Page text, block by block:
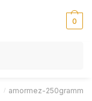
0
/ amormez-250gramm